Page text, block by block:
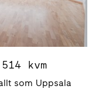
Dragarbrunnsgatan 45, 514 kvm
som Uppsala